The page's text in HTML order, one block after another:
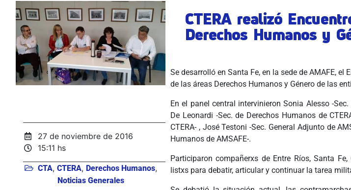
27 de noviembre de 2016
15:11 hs
CTA, CTERA, Derechos Humanos,
Noticias Generales
CTERA realizó
Derechos Humanos y
Se desarrolló en Santa Fe, en la sede de AMAFE, el
de las áreas Derechos Humanos y Género de las
En el panel central intervinieron Sonia Alesso -
De Leonardi -Sec. de Derechos Humanos de
CTERA- , José Testoni -Sec. General Adjunto de
Humanos de AMSAFE-.
Participaron compañerxs de Entre Ríos, Santa
listxs para debatir, articular y continuar la tarea